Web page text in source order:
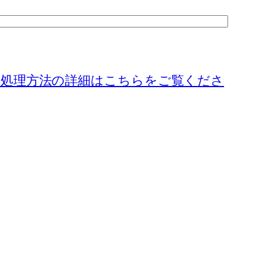
理方法の詳細はこちらをご覧くださ